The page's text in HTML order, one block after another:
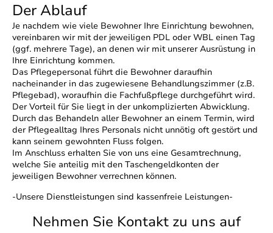
Der Ablauf
Je nachdem wie viele Bewohner Ihre Einrichtung bewohnen,
vereinbaren wir mit der jeweiligen PDL oder WBL einen Tag
(ggf. mehrere Tage), an denen wir mit unserer Ausrüstung in
Ihre Einrichtung kommen.
Das Pflegepersonal führt die Bewohner daraufhin
nacheinander in das zugewiesene Behandlungszimmer (z.B.
Pflegebad), woraufhin die Fachfußpflege durchgeführt wird.
Der Vorteil für Sie liegt in der unkomplizierten Abwicklung.
Durch das Behandeln aller Bewohner an einem Termin, wird
der Pflegealltag Ihres Personals nicht unnötig oft gestört und
kann seinem gewohnten Fluss folgen.
Im Anschluss erhalten Sie von uns eine Gesamtrechnung,
welche Sie anteilig mit den Taschengeldkonten der
jeweiligen Bewohner verrechnen können.
-Unsere Dienstleistungen sind kassenfreie Leistungen-
Nehmen Sie Kontakt zu uns auf